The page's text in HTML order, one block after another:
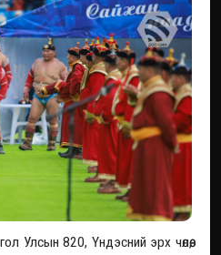
Улсын 820, Үндэсний эрх чөлөө,